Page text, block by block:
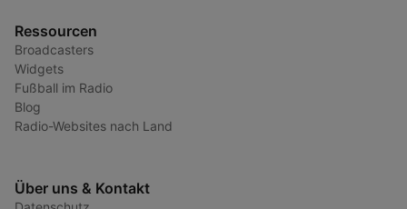
Ressourcen
Broadcasters
Widgets
Fußball im Radio
Blog
Radio-Websites nach Land
Über uns & Kontakt